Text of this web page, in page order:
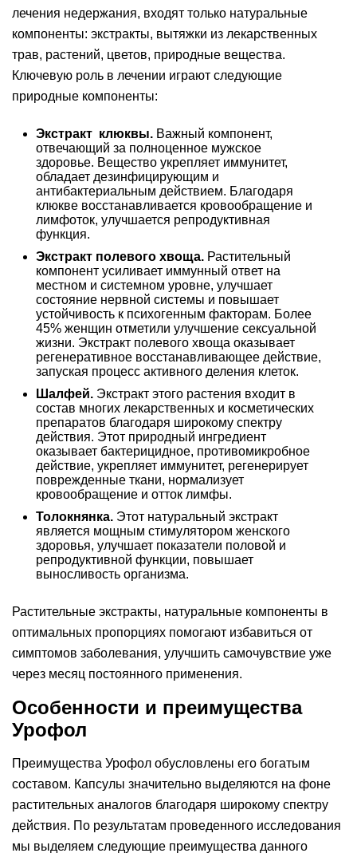
лечения недержания, входят только натуральные
компоненты: экстракты, вытяжки из лекарственных
трав, растений, цветов, природные вещества.
Ключевую роль в лечении играют следующие
природные компоненты:
Экстракт клюквы. Важный компонент,
отвечающий за полноценное мужское
здоровье. Вещество укрепляет иммунитет,
обладает дезинфицирующим и
антибактериальным действием. Благодаря
клюкве восстанавливается кровообращение и
лимфоток, улучшается репродуктивная
функция.
Экстракт полевого хвоща. Растительный
компонент усиливает иммунный ответ на
местном и системном уровне, улучшает
состояние нервной системы и повышает
устойчивость к психогенным факторам. Более
45% женщин отметили улучшение сексуальной
жизни. Экстракт полевого хвоща оказывает
регенеративное восстанавливающее действие,
запуская процесс активного деления клеток.
Шалфей. Экстракт этого растения входит в
состав многих лекарственных и косметических
препаратов благодаря широкому спектру
действия. Этот природный ингредиент
оказывает бактерицидное, противомикробное
действие, укрепляет иммунитет, регенерирует
поврежденные ткани, нормализует
кровообращение и отток лимфы.
Толокнянка. Этот натуральный экстракт
является мощным стимулятором женского
здоровья, улучшает показатели половой и
репродуктивной функции, повышает
выносливость организма.
Растительные экстракты, натуральные компоненты в
оптимальных пропорциях помогают избавиться от
симптомов заболевания, улучшить самочувствие уже
через месяц постоянного применения.
Особенности и преимущества
Урофол
Преимущества Урофол обусловлены его богатым
составом. Капсулы значительно выделяются на фоне
растительных аналогов благодаря широкому спектру
действия. По результатам проведенного исследования
мы выделяем следующие преимущества данного